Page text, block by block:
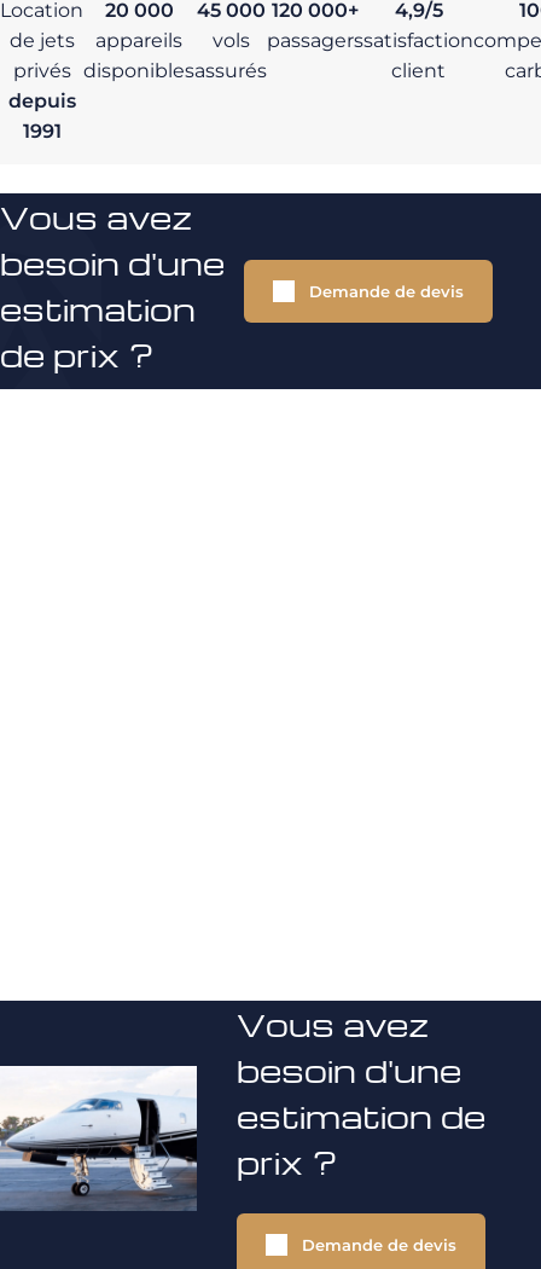
Location
de jets
privés
depuis
1991
20 000
appareils
disponibles
45 000
vols
assurés
120 000+
passagers
4,9/5
satisfaction
client
Vous avez
besoin d'une
estimation
de prix ?
Demande de devis
Vous avez
besoin d'une
estimation de
prix ?
Demande de devis